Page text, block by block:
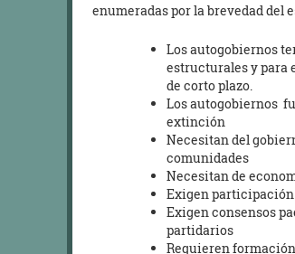
enumeradas por la brevedad del
Los autogobiernos
estructurales y para
de corto plazo.
Los autogobiernos
extinción
Necesitan del
comunidades
Necesitan de
Exigen
Exigen consensos
partidarios
Requieren